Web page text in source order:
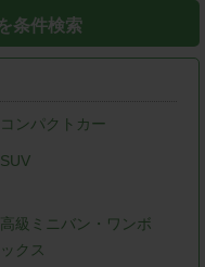
条件検索
コンパクトカー
SUV
高級ミニバン・ワンボ
ックス